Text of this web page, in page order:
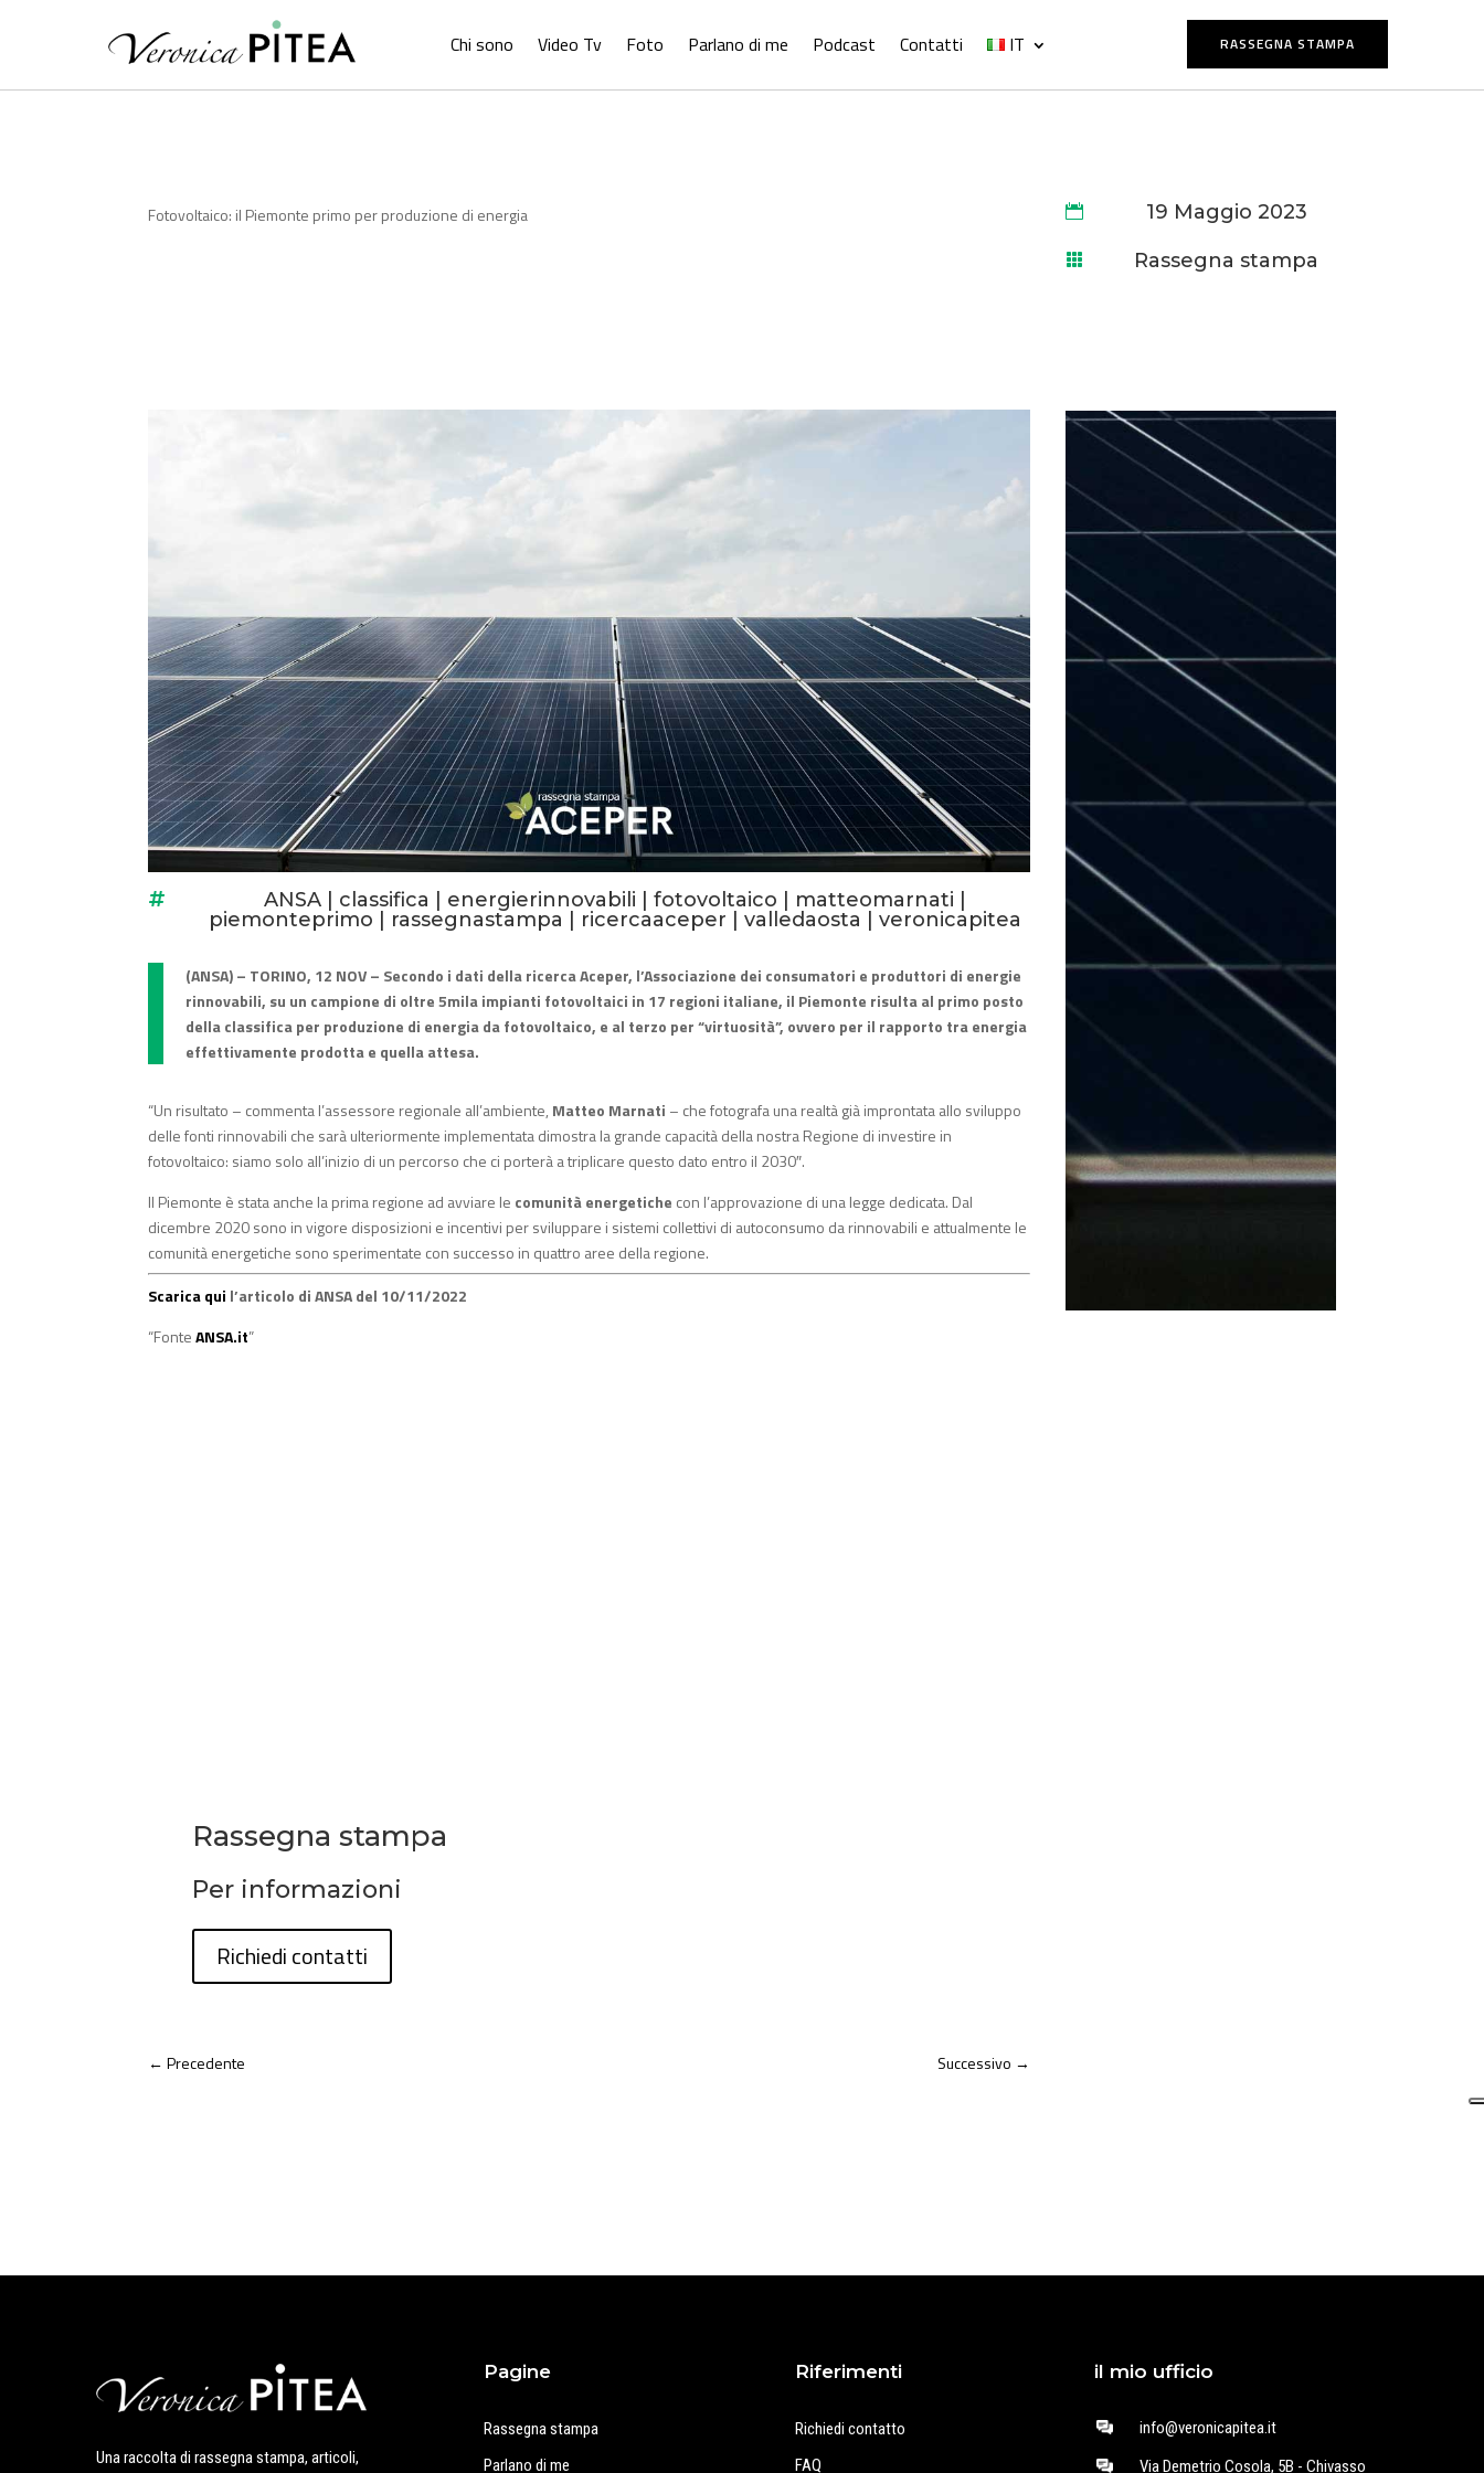
Chi sono Video Tv Foto Parlano di me Podcast Contatti IT RASSEGNA STAMPA
Fotovoltaico: il Piemonte primo per produzione di energia  19 Maggio 2023
 Rassegna stampa
 ANSA classifica energierinnovabili |fotovoltaico matteomarnati
piemonteprimo
rassegnastampa ricercaaceper |valledaosta |veronicapitea
(ANSA) – TORINO, 12 NOV – Secondo i dati della ricerca Aceper, l’Associazione dei consumatori e produttori di energie
rinnovabili, su un campione di oltre 5mila impianti fotovoltaici in 17 regioni italiane, il Piemonte risulta al primo posto
della classifica per produzione di energia da fotovoltaico, e al terzo per “virtuosità”, ovvero per il rapporto tra energia
effettivamente prodotta e quella attesa.
“Un risultato – commenta l’assessore regionale all’ambiente, Matteo Marnati – che fotografa una realtà già improntata allo sviluppo
delle fonti rinnovabili che sarà ulteriormente implementata dimostra la grande capacità della nostra Regione di investire in
fotovoltaico: siamo solo all’inizio di un percorso che ci porterà a triplicare questo dato entro il 2030″.
Il Piemonte è stata anche la prima regione ad avviare le comunità energetiche con l’approvazione di una legge dedicata. Dal
dicembre 2020 sono in vigore disposizioni e incentivi per sviluppare i sistemi collettivi di autoconsumo da rinnovabili e attualmente le
comunità energetiche sono sperimentate con successo in quattro aree della regione.
Scarica qui l’articolo di ANSA del 10/11/2022
“FonteANSA.it”
Rassegna stampa
Per informazioni
Richiedi contatti
←Precedente Successivo →
Una raccolta di rassegna stampa, articoli,
Pagine
Rassegna stampa
Parlano di me
Riferimenti
Richiedi contatto
FAQ
il mio ufficio
info@veronicapitea.it
Via Demetrio Cosola, 5B - Chivasso